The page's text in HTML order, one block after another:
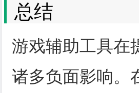
总结
游戏辅助工具在
诸多负面影响。